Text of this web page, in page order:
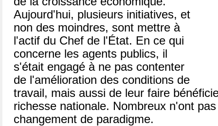
Aujourd'hui, plusieurs initiatives, et
non des moindres, sont mettre à
l'actif du Chef de l'État. En ce qui
concerne les agents publics, il
s'était engagé à ne pas contenter
de l'amélioration des conditions de
travail, mais aussi de leur faire
richesse nationale. Nombreux n'ont
changement de paradigme.